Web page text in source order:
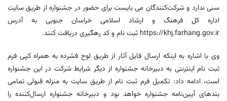
سنی ندارد و شرکت‌کنندگان می بایست برای حضور در جشنواره از طریق سایت
اداره کل فرهنگ و ارشاد اسلامی خراسان جنوبی به آدرس
https://khj.farhang.gov.ir ثبت نام و کد رهگیری دریافت کنند.
وی با اشاره به اینکه ارسال فایل آثار از طریق لوح فشرده به همراه کپی فرم
ثبت نام اینترنتی به دبیرخانه جشنواره از دیگر شرایط شرکت در این جشنواره
است، ادامه داد: تکمیل فرم ثبت نام از طریق سایت به منزله‌ قبولی تمامی
بند‌های آیین‌نامه جشنواره خواهد بود و دبیرخانه‌ جشنواره ارسال‌کننده را